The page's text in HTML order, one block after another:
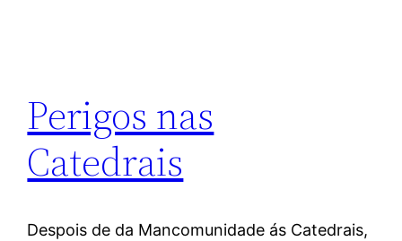
Perigos nas
Catedrais
Despois de da Mancomunidade ás Catedrais,